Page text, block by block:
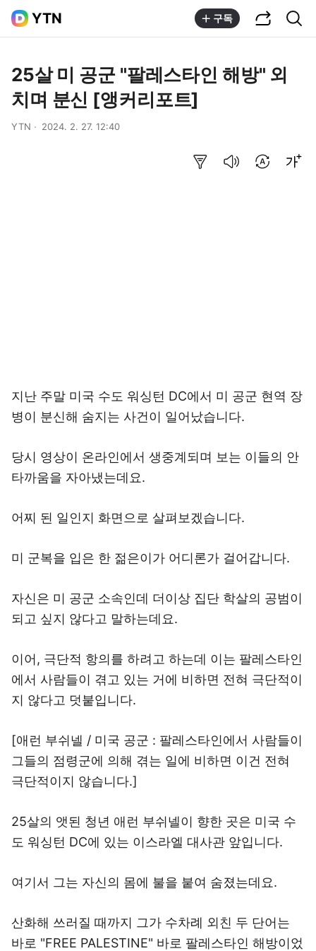
YTN 구독
25살 미 공군 "팔레스타인 해방" 외
치며 분신 [앵커리포트]
YTN 2024. 2. 27. 12:40
지난 주말 미국 수도 워싱턴 DC에서 미 공군 현역 장
병이 분신해 숨지는 사건이 일어났습니다.
당시 영상이 온라인에서 생중계되며 보는 이들의 안
타까움을 자아냈는데요.
어찌 된 일인지 화면으로 살펴보겠습니다.
미 군복을 입은 한 젊은이가 어디론가 걸어갑니다.
자신은 미 공군 소속인데 더이상 집단 학살의 공범이
되고 싶지 않다고 말하는데요.
이어, 극단적 항의를 하려고 하는데 이는 팔레스타인
에서 사람들이 겪고 있는 거에 비하면 전혀 극단적이
지 않다고 덧붙입니다.
[애런 부쉬넬 / 미국 공군 : 팔레스타인에서 사람들이
그들의 점령군에 의해 겪는 일에 비하면 이건 전혀
극단적이지 않습니다.]
25살의 앳된 청년 애런 부쉬넬이 향한 곳은 미국 수
도 워싱턴 DC에 있는 이스라엘 대사관 앞입니다.
여기서 그는 자신의 몸에 불을 붙여 숨졌는데요.
산화해 쓰러질 때까지 그가 수차례 외친 두 단어는
바로 "FREE PALESTINE" 바로 팔레스타인 해방이었